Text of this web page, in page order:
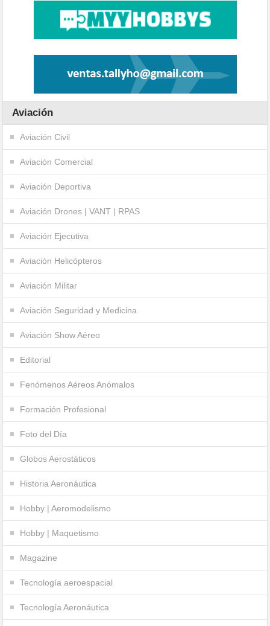
Aviación
Aviación Civil
Aviación Comercial
Aviación Deportiva
Aviación Drones | VANT | RPAS
Aviación Ejecutiva
Aviación Helicópteros
Aviación Militar
Aviación Seguridad y Medicina
Aviación Show Aéreo
Editorial
Fenómenos Aéreos Anómalos
Formación Profesional
Foto del Día
Globos Aerostáticos
Historia Aeronáutica
Hobby | Aeromodelismo
Hobby | Maquetismo
Magazine
Tecnología aeroespacial
Tecnología Aeronáutica